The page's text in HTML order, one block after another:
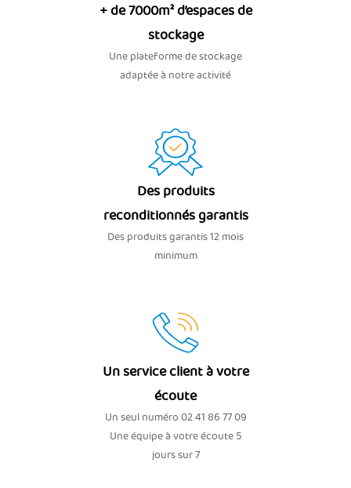
+ de 7000m² d’espaces de
stockage
Une plateforme de stockage
adaptée à notre activité
Des produits
reconditionnés garantis
Des produits garantis 12 mois
minimum
Un service client à votre
écoute
Un seul numéro 02 41 86 77 09
Une équipe à votre écoute 5
jours sur 7